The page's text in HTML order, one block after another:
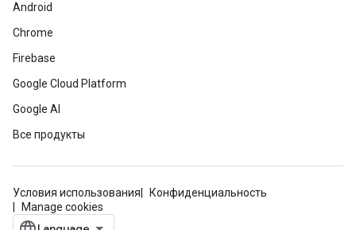
Android
Chrome
Firebase
Google Cloud Platform
Google AI
Все продукты
Условия использования
Конфиденциальность
Manage cookies